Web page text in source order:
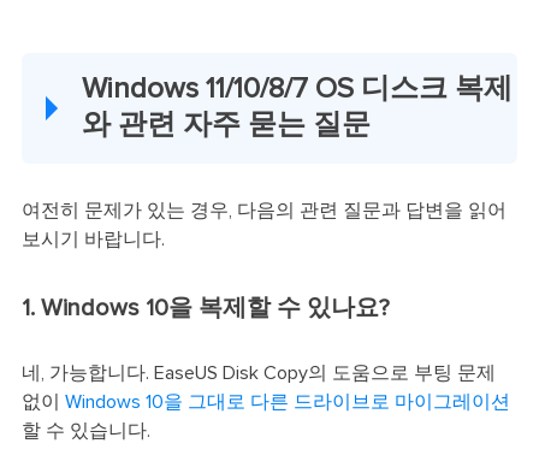
Windows 11/10/8/7 OS 디스크 복제
와 관련 자주 묻는 질문
여전히 문제가 있는 경우, 다음의 관련 질문과 답변을 읽어
보시기 바랍니다.
1. Windows 10을 복제할 수 있나요?
네, 가능합니다. EaseUS Disk Copy의 도움으로 부팅 문제
없이 Windows 10을 그대로 다른 드라이브로 마이그레이션
할 수 있습니다.